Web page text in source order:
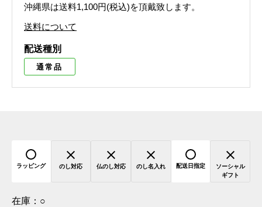
沖縄県は送料1,100円(税込)を頂戴致します。
送料について
配送種別
通常品
ラッピング のし対応 仏のし対応 のし名入れ 配送日指定
ソーシャル
ギフト
在庫： ○